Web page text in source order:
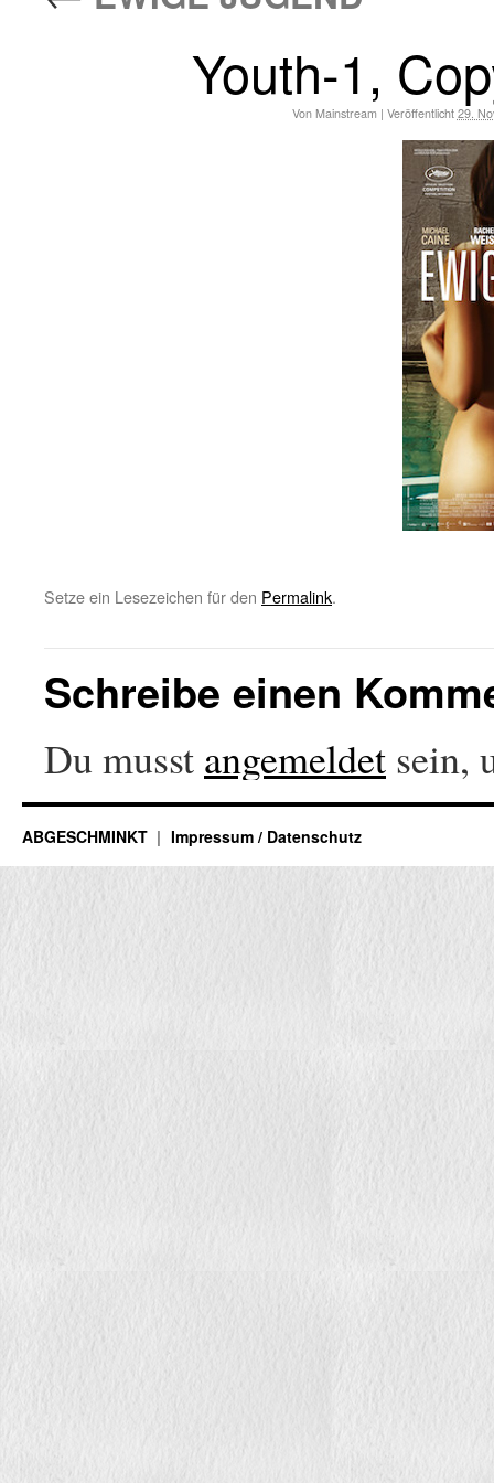
Youth-1,
Von Mainstream | Veröffentlicht 29.
Setze ein Lesezeichen für den Permalink.
Schreibe einen
Du musst angemeldet sein,
ABGESCHMINKT Impressum / Datenschutz